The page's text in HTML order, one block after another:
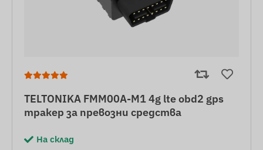
TELTONIKA FMM00A-M1 4g lte obd2 gps
тракер за превозни средства
На склад